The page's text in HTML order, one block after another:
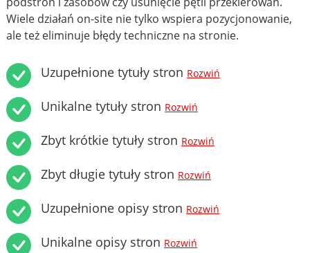
Wiele działań on-site nie tylko wspiera pozycjonowanie,
ale też eliminuje błędy techniczne na stronie.
Uzupełnione tytuły stron Rozwiń
Unikalne tytuły stron Rozwiń
Zbyt krótkie tytuły stron Rozwiń
Zbyt długie tytuły stron Rozwiń
Uzupełnione opisy stron Rozwiń
Unikalne opisy stron Rozwiń